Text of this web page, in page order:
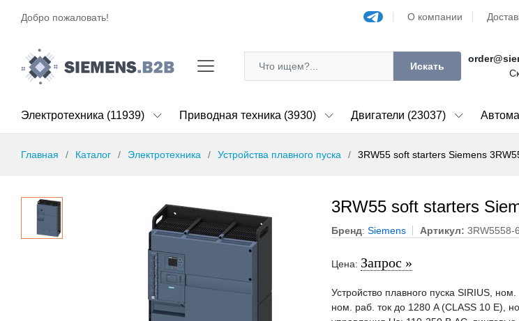
Добро пожаловать! О компании
Искать
Электротехника (11939) Приводная техника (3930) Двигатели (23037)
Главная Каталог Электротехника Устройства плавного пуска 3RW55 soft starters Siemens
3RW55 soft starters
Бренд: Siemens Артикул: 3RW5558-
Цена: Запрос »
Устройство плавного пуска SIRIUS,
ном. раб. ток до 1280 A (CLASS 10 E),